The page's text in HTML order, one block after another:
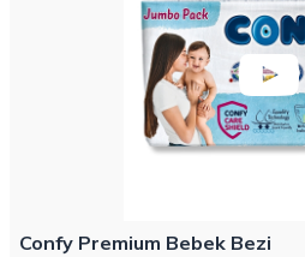
Confy Premium Bebek Bezi